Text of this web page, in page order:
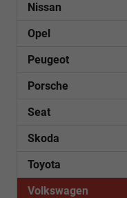
Nissan
Opel
Peugeot
Porsche
Seat
Skoda
Toyota
Volkswagen